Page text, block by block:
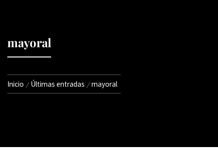
mayoral
Inicio Últimas entradas mayoral